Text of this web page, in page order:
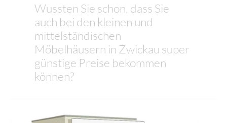
Wussten Sie schon, dass Sie
auch bei den kleinen und
mittelständischen
Möbelhäusern in Zwickau super
günstige Preise bekommen
können?